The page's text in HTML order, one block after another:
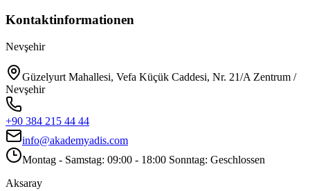
Kontaktinformationen
Nevşehir
Güzelyurt Mahallesi, Vefa Küçük Caddesi, Nr. 21/A Zentrum /
Nevşehir
+90 384 215 44 44
info@akademyadis.com
Montag - Samstag: 09:00 - 18:00 Sonntag: Geschlossen
Aksaray